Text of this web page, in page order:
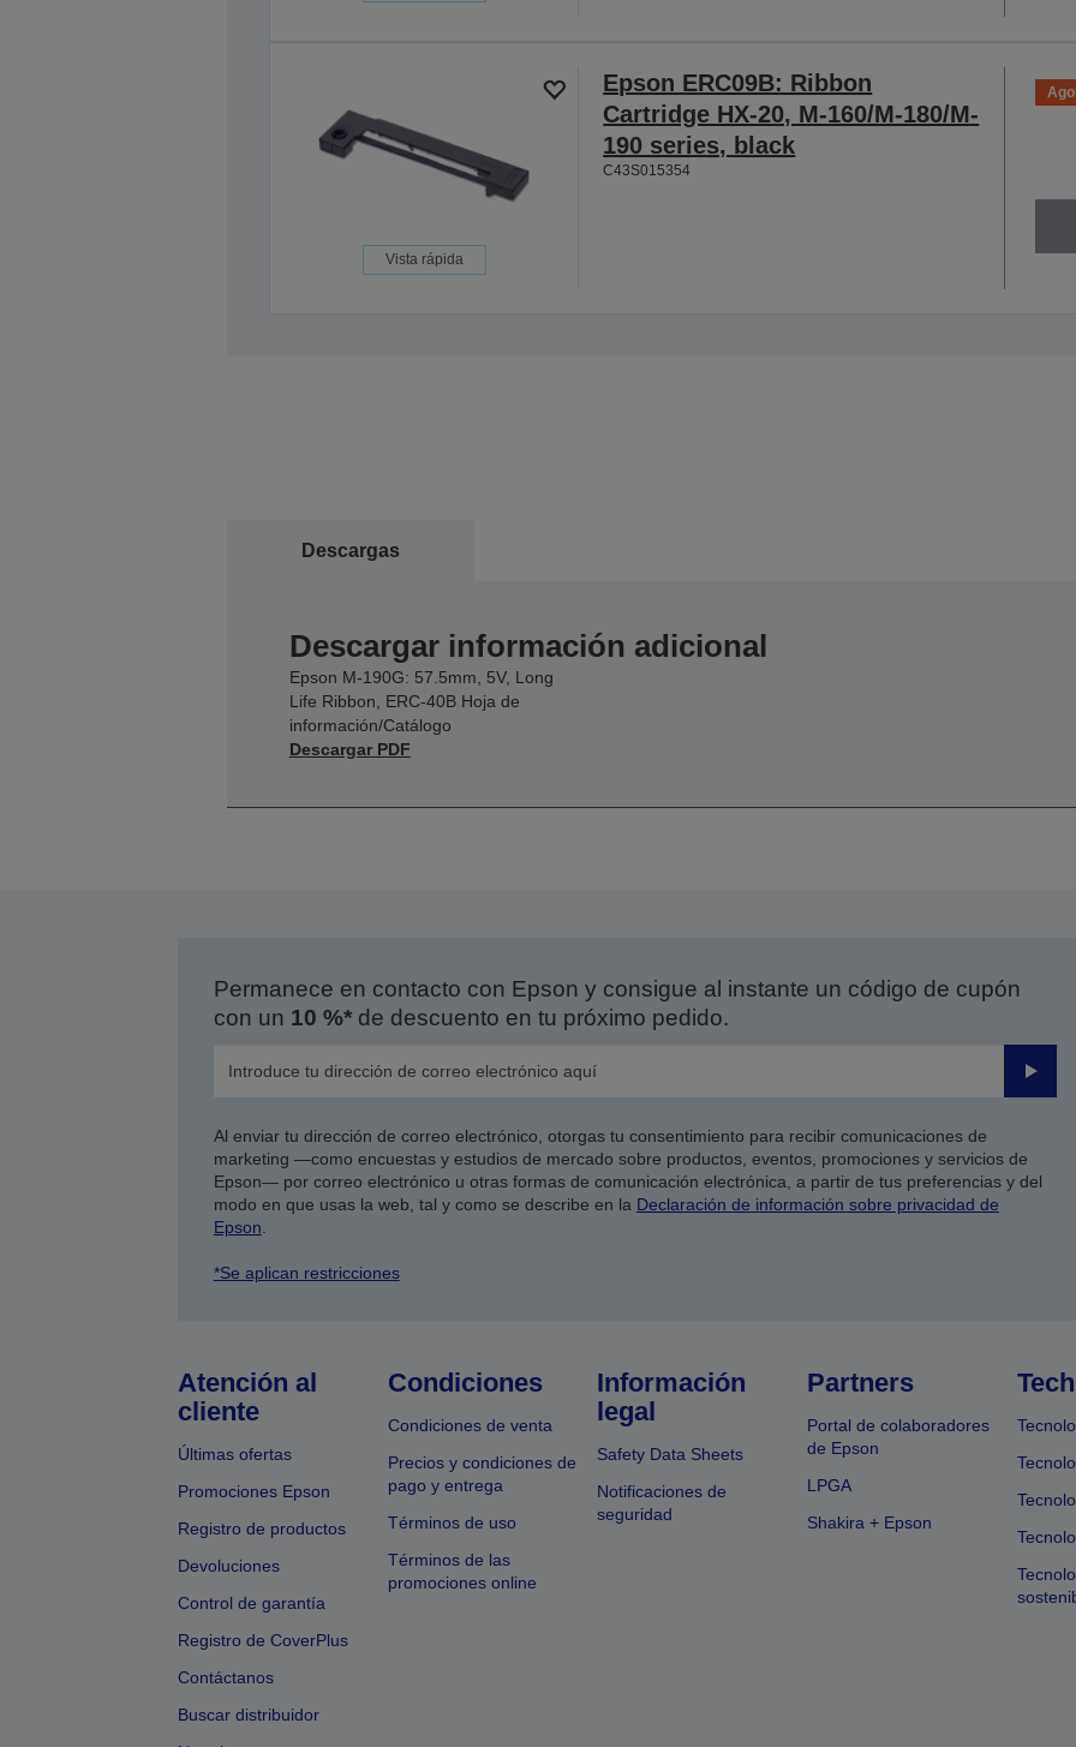
Vista rápida
Epson ERC09B: Ribbon
Cartridge HX-20, M-160/M-180/M-
190 series, black
C43S015354
Descargas
Descargar información adicional
Epson M-190G: 57.5mm, 5V, Long
Life Ribbon, ERC-40B Hoja de
información/Catálogo
Descargar PDF
Permanece en contacto con Epson y consigue al instante un código de cupón
con un 10 %*de descuento en tu próximo pedido.
Enviar
Al enviar tu dirección de correo electrónico, otorgas tu consentimiento para recibir comunicaciones de
marketing —como encuestas y estudios de mercado sobre productos, eventos, promociones y servicios de
Epson— por correo electrónico u otras formas de comunicación electrónica, a partir de tus preferencias y del
modo en que usas la web, tal y como se describe en la Declaración de información sobre privacidad de
Epson
*Se aplican restricciones
Atención al
cliente
Últimas ofertas
Promociones Epson
Registro de productos
Devoluciones
Control de garantía
Registro de CoverPlus
Contáctanos
Buscar distribuidor
Condiciones
Condiciones de venta
Precios y condiciones de
pago y entrega
Términos de uso
Términos de las
promociones online
Información
legal
Safety Data Sheets
Notificaciones de
seguridad
Partners
Portal de colaboradores
de Epson
LPGA
Shakira + Epson